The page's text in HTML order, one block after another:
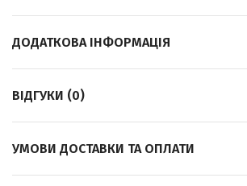
ДОДАТКОВА ІНФОРМАЦІЯ
ВІДГУКИ (0)
УМОВИ ДОСТАВКИ ТА ОПЛАТИ